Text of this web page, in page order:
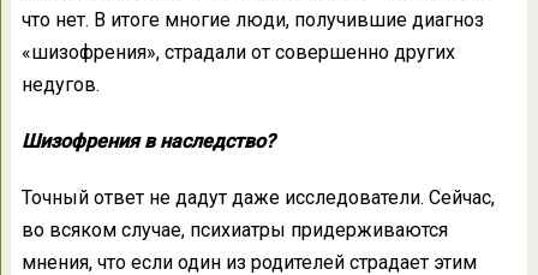
что нет. В итоге многие люди, получившие диагноз
«шизофрения», страдали от совершенно других
недугов.
Шизофрения в наследство?
Точный ответ не дадут даже исследователи. Сейчас,
во всяком случае, психиатры придерживаются
мнения, что если один из родителей страдает этим